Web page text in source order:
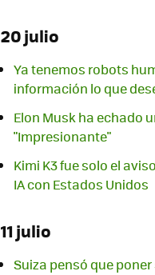
20 julio
Ya tenemos robots
información lo que
Elon Musk ha echado
"Impresionante"
Kimi K3 fue solo el
IA con Estados Unidos
11 julio
Suiza pensó que